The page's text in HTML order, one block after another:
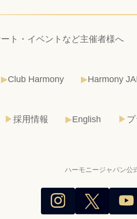
ト・イベントなど主催者様へ
Club Harmony Harmony
採用情報 English
ハーモニージャパン公